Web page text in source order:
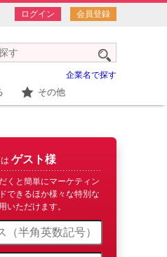
ログイン 会員登録
企業名で探す
その他
ゲスト様
くと簡単にマーケティン
できるほか様々な特別な
いただけます。